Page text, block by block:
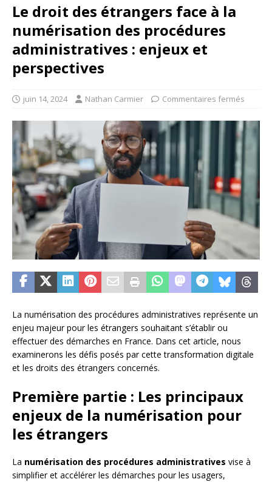
Le droit des étrangers face à la
numérisation des procédures
administratives : enjeux et
perspectives
juin 14, 2024 Nathan Carmier Commentaires fermés
La numérisation des procédures administratives représente un
enjeu majeur pour les étrangers souhaitant s’établir ou
effectuer des démarches en France. Dans cet article, nous
examinerons les défis posés par cette transformation digitale
et les droits des étrangers concernés.
Première partie : Les principaux
enjeux de la numérisation pour
les étrangers
La numérisation des procédures administratives vise à
simplifier et accélérer les démarches pour les usagers,